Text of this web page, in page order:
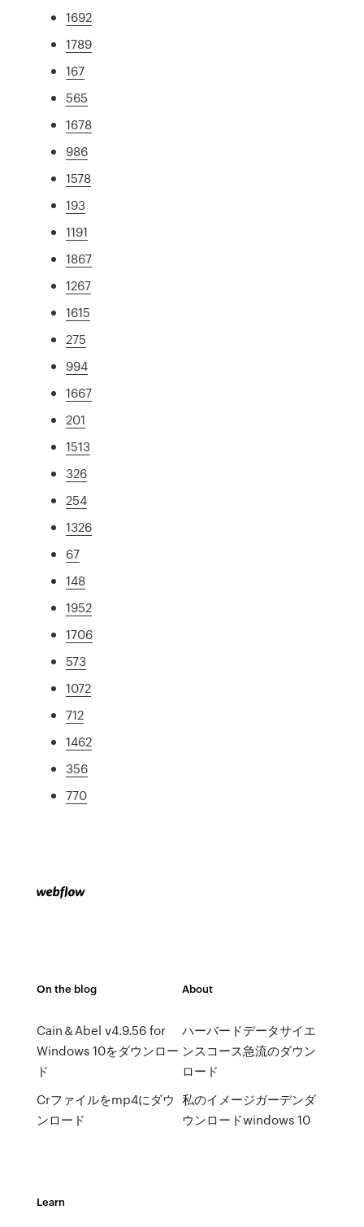
1692
1789
167
565
1678
986
1578
193
1191
1867
1267
1615
275
994
1667
201
1513
326
254
1326
67
148
1952
1706
573
1072
712
1462
356
770
On the blog
Cain＆Abel v4.9.56 for
Windows 10をダウンロー
ド
Crファイルをmp4にダウ
ンロード
About
ハーバードデータサイエ
ンスコース急流のダウン
ロード
私のイメージガーデンダ
ウンロードwindows 10
Learn